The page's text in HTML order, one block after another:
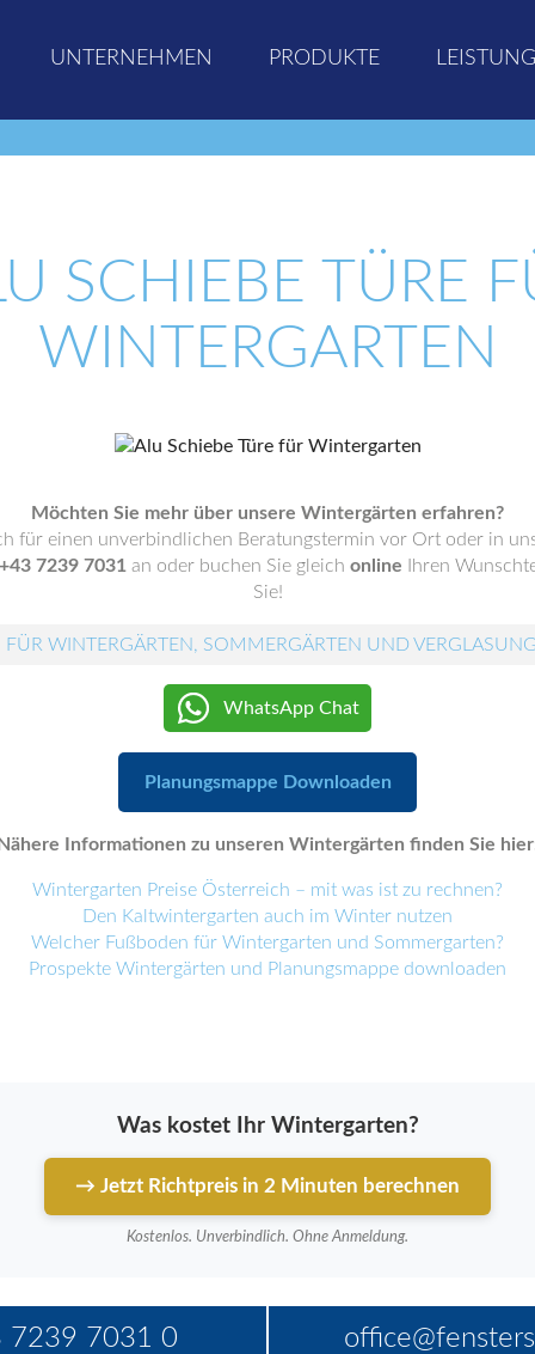
UNTERNEHMEN PRODUKTE
SCHIEBE TÜRE
WINTERGARTEN
Möchten Sie mehr über unsere Wintergärten erfahren?
für einen unverbindlichen Beratungstermin vor Ort oder in
7239 7031 an oder buchen Sie gleich online Ihren
Sie!
WINTERGÄRTEN, SOMMERGÄRTEN UND
WhatsApp Chat
Planungsmappe Downloaden
Informationen zu unseren Wintergärten finden Sie
Wintergarten Preise Österreich – mit was ist zu rechnen?
Den Kaltwintergarten auch im Winter nutzen
Welcher Fußboden für Wintergarten und Sommergarten?
Prospekte Wintergärten und Planungsmappe downloaden
Was kostet Ihr Wintergarten?
→ Jetzt Richtpreis in 2 Minuten berechnen
Kostenlos. Unverbindlich. Ohne Anmeldung.
7239 7031 0